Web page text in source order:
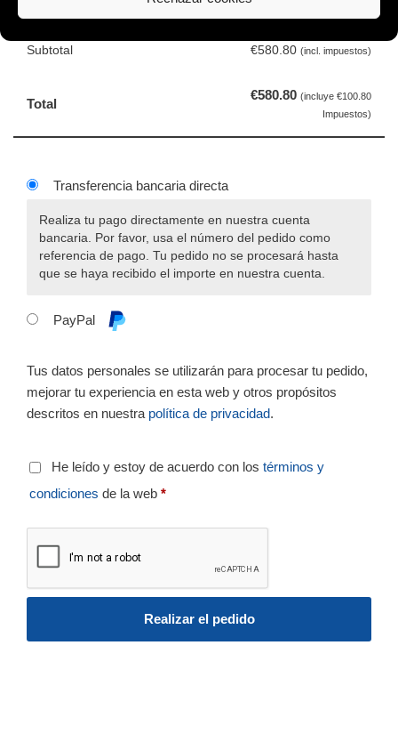
Subtotal €580.80 (incl. impuestos)
Total
€580.80 (incluye €100.80
Impuestos)
Transferencia bancaria directa
Realiza tu pago directamente en nuestra cuenta
bancaria. Por favor, usa el número del pedido como
referencia de pago. Tu pedido no se procesará hasta
que se haya recibido el importe en nuestra cuenta.
PayPal
Tus datos personales se utilizarán para procesar tu pedido,
mejorar tu experiencia en esta web y otros propósitos
descritos en nuestra política de privacidad.
He leído y estoy de acuerdo con los términos y
condiciones de la web *
Realizar el pedido